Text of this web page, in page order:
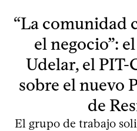
“La comunidad
el negocio”:
Udelar, el PIT-
sobre el nuevo
de
El grupo de trabajo